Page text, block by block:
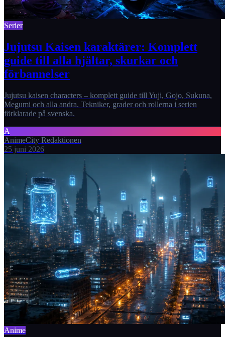
Serier
Jujutsu Kaisen karaktärer: Komplett
guide till alla hjältar, skurkar och
förbannelser
Jujutsu kaisen characters – komplett guide till Yuji, Gojo, Sukuna,
Megumi och alla andra. Tekniker, grader och rollerna i serien
förklarade på svenska.
A
AnimeCity Redaktionen
25 juni 2026
Anime